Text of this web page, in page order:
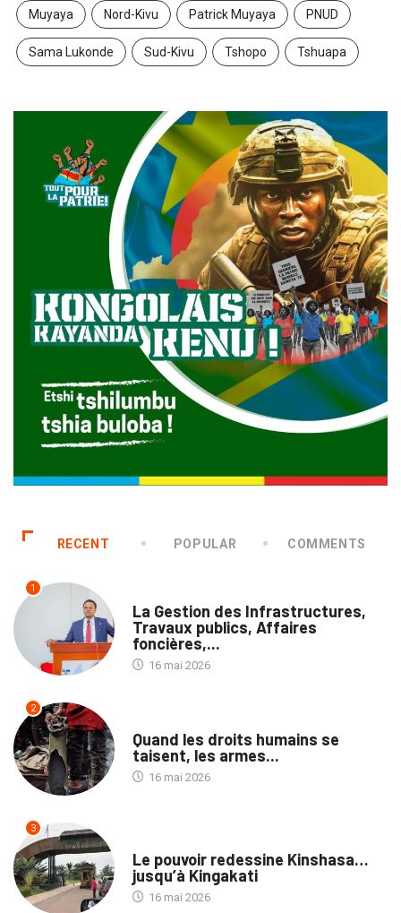
Muyaya Nord-Kivu Patrick Muyaya PNUD
Sama Lukonde Sud-Kivu Tshopo Tshuapa
RECENT POPULAR COMMENTS
1
La Gestion des Infrastructures,
Travaux publics, Affaires
foncières,...
16 mai 2026
2
Quand les droits humains se
taisent, les armes...
16 mai 2026
3
Le pouvoir redessine Kinshasa…
jusqu’à Kingakati
16 mai 2026